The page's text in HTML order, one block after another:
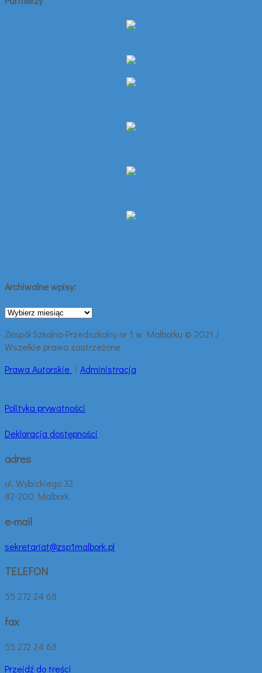
Archiwalne wpisy:
Archiwalne
Zespół Szkolno-Przedszkolny nr 1 w Malborku © 2021 /
Wszelkie prawa zastrzeżone
Prawa Autorskie /Administracja
Polityka prywatności
Deklaracja dostępności
adres
ul. Wybickiego 32
82-200 Malbork
e-mail
sekretariat@zsp1malbork.pl
TELEFON
55 272 24 68
fax
55 272 24 68
Przejdź do treści